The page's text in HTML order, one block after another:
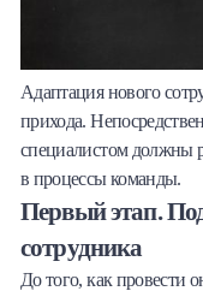
Адаптация нового
прихода.
специалистом должны
в процессы команды.
Первый этап.
сотрудника
До того, как провести